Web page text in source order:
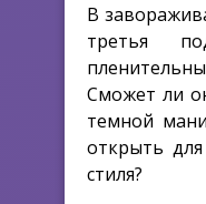
В
третья
Сможет ли
темной
открыть
стиля?